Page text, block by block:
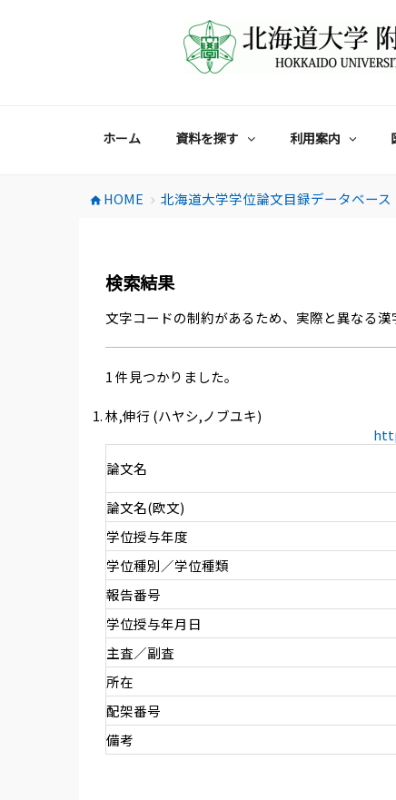
ホーム 資料を探す 利用案内
home HOME chevron_right 北海道大学学位論文目録データベース
検索結果
文字コードの制約があるため、実際と異なる
1 件見つかりました。
林,伸行 (ハヤシ,ノブユキ)
論文名
論文名(欧文)
学位授与年度
学位種別／学位種類
報告番号
学位授与年月日
主査／副査
所在
配架番号
備考